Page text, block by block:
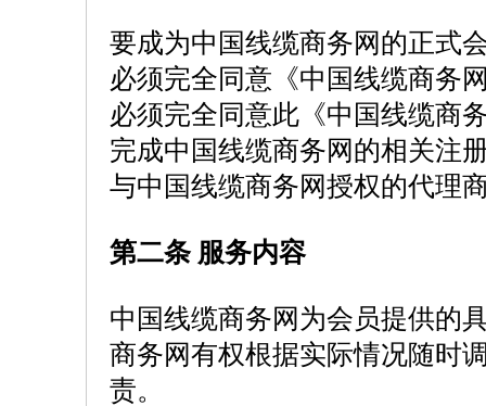
要成为中国线缆商务网的正式
必须完全同意《中国线缆商务
必须完全同意此《中国线缆商
完成中国线缆商务网的相关注
与中国线缆商务网授权的代理
第二条 服务内容
中国线缆商务网为会员提供的
商务网有权根据实际情况随时
责。